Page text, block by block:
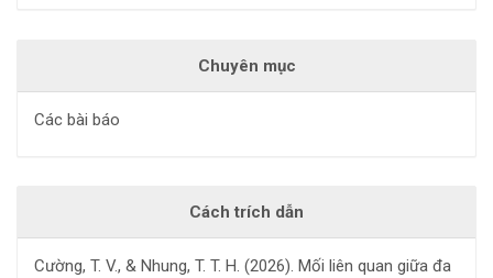
Chuyên mục
Các bài báo
Cách trích dẫn
Cường, T. V., & Nhung, T. T. H. (2026). Mối liên quan giữa đa